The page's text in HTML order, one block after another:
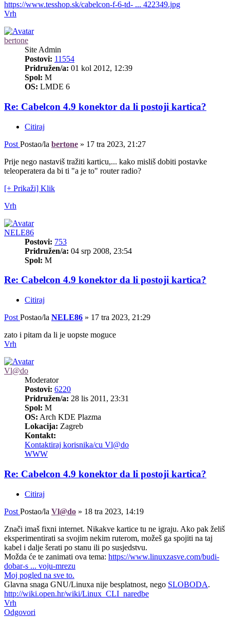
https://www.tesshop.sk/cabelcon-f-6-td- ... 422349.jpg
Vrh
bertone
Site Admin
Postovi: 11554
Pridružen/a: 01 kol 2012, 12:39
Spol: M
OS: LMDE 6
Re: Cabelcon 4.9 konektor da li postoji kartica?
Citiraj
Post Postao/la bertone » 17 tra 2023, 21:27
Prije nego nastaviš tražiti karticu,... kako misliš dobiti postavke
teleoperatera da bi ti "a je to" router radio?
[+ Prikaži] Klik
Vrh
NELE86
Postovi: 753
Pridružen/a: 04 srp 2008, 23:54
Spol: M
Re: Cabelcon 4.9 konektor da li postoji kartica?
Citiraj
Post Postao/la NELE86 » 17 tra 2023, 21:29
zato i pitam da li je uopste moguce
Vrh
Vl@do
Moderator
Postovi: 6220
Pridružen/a: 28 lis 2011, 23:31
Spol: M
OS: Arch KDE Plazma
Lokacija: Zagreb
Kontakt:
Kontaktiraj korisnika/cu Vl@do
WWW
Re: Cabelcon 4.9 konektor da li postoji kartica?
Citiraj
Post Postao/la Vl@do » 18 tra 2023, 14:19
Znači imaš fixni internet. Nikakve kartice tu ne igraju. Ako pak želiš
eksperimentirati sa svojim nekim ruterom, možeš ga spojiti na taj
kabel i dalje šerati po stanu ili po susjedstvu.
Možda će te zanimati ova tema: https://www.linuxzasve.com/budi-
dobar-s ... voju-mrezu
Moj pogled na sve to.
Glavna snaga GNU/Linuxa nije besplatnost, nego SLOBODA.
http://wiki.open.hr/wiki/Linux_CLI_naredbe
Vrh
Odgovori